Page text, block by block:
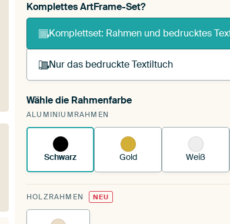
Komplettes ArtFrame-Set?
Komplettset: Rahmen und bedrucktes
Nur das bedruckte Textiltuch
Du spannst einen wechselbaren Textiltuch
vorhandenen ArtFrame™.
Wähle die Rahmenfarbe
ALUMINIUMRAHMEN
Schwarz Gold Weiß
HOLZRAHMEN NEU